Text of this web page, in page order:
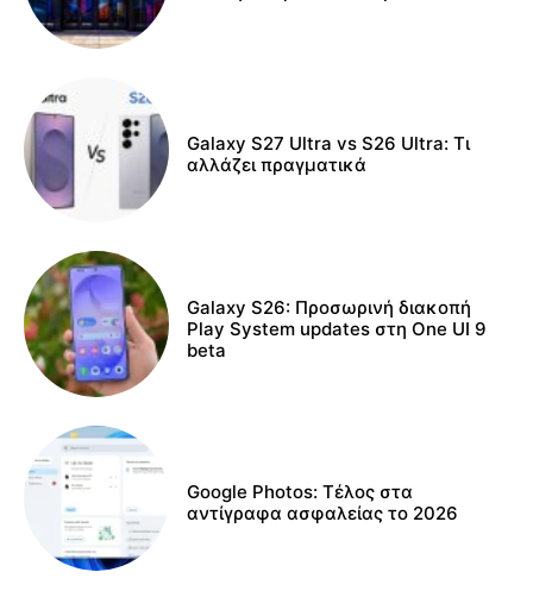
Galaxy S27 Ultra vs S26 Ultra: Τι
αλλάζει πραγματικά
Galaxy S26: Προσωρινή διακοπή
Play System updates στη One UI 9
beta
Google Photos: Τέλος στα
αντίγραφα ασφαλείας το 2026